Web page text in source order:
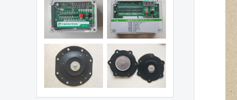
可编程脉冲控制
仪（QYM-LC-
1.5寸阀膜片